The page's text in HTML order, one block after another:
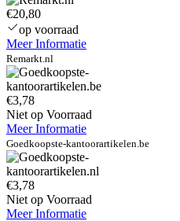
€20,80
op voorraad
Meer Informatie
Remarkt.nl
€3,78
Niet op Voorraad
Meer Informatie
Goedkoopste-kantoorartikelen.be
€3,78
Niet op Voorraad
Meer Informatie